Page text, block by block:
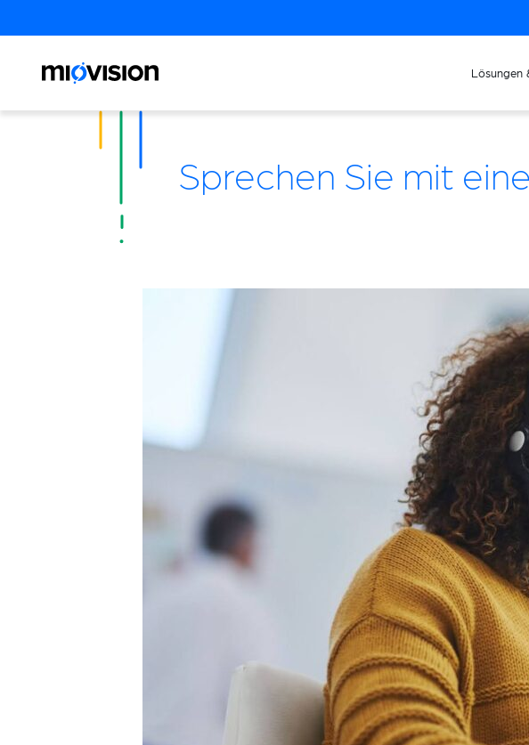
Lösungen
Sprechen Sie mit